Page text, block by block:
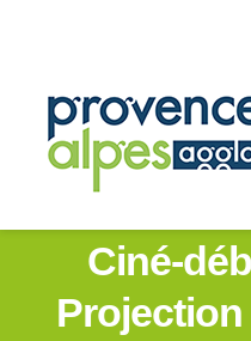
Ciné-